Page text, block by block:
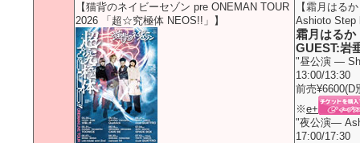
【猫背のネイビーセゾン pre ONEMAN TOUR
2026 「超☆究極体 NEOS!!」】
【霜月はる
Ashioto Step
霜月はるか
GUEST:岩
"昼公演 —
13:00/13:30
前売¥6600(D
※e+
"夜公演—
17:00/17:30